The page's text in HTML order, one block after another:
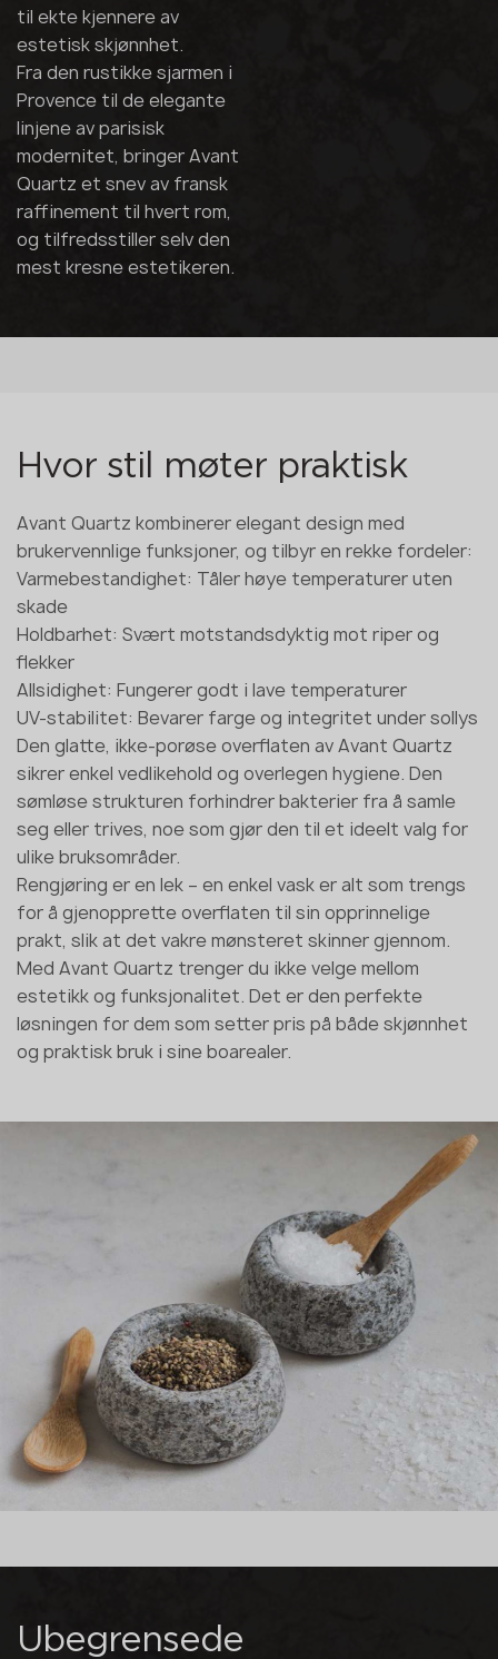
til ekte kjennere av
estetisk skjønnhet.
Fra den rustikke sjarmen i
Provence til de elegante
linjene av parisisk
modernitet, bringer Avant
Quartz et snev av fransk
raffinement til hvert rom,
og tilfredsstiller selv den
mest kresne estetikeren.
Hvor stil møter praktisk
Avant Quartz kombinerer elegant design med
brukervennlige funksjoner, og tilbyr en rekke fordeler:
Varmebestandighet: Tåler høye temperaturer uten
skade
Holdbarhet: Svært motstandsdyktig mot riper og
flekker
Allsidighet: Fungerer godt i lave temperaturer
UV-stabilitet: Bevarer farge og integritet under sollys
Den glatte, ikke-porøse overflaten av Avant Quartz
sikrer enkel vedlikehold og overlegen hygiene. Den
sømløse strukturen forhindrer bakterier fra å samle
seg eller trives, noe som gjør den til et ideelt valg for
ulike bruksområder.
Rengjøring er en lek – en enkel vask er alt som trengs
for å gjenopprette overflaten til sin opprinnelige
prakt, slik at det vakre mønsteret skinner gjennom.
Med Avant Quartz trenger du ikke velge mellom
estetikk og funksjonalitet. Det er den perfekte
løsningen for dem som setter pris på både skjønnhet
og praktisk bruk i sine boarealer.
Ubegrensede